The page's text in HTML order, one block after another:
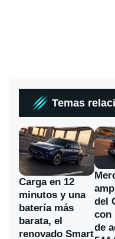
Temas
Carga en 12
minutos y una
batería más
barata, el
renovado Smart
del
con
de